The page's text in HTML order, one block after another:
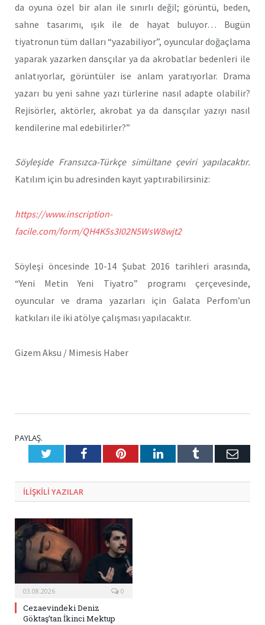
da oyuna özel bir alan ile sınırlı değil; görüntü, beden,
sahne tasarımı, ışık ile de hayat buluyor… Bugün
tiyatronun tüm dalları “yazabiliyor”, oyuncular doğaçlama
yaparak yazarken dansçılar ya da akrobatlar bedenleri ile
anlatıyorlar, görüntüler ise anlam yaratıyorlar. Drama
yazarı bu yeni sahne yazı türlerine nasıl adapte olabilir?
Rejisörler, aktörler, akrobat ya da dansçılar yazıyı nasıl
kendilerine mal edebilirler?”
Söyleşide Fransızca-Türkçe simültane çeviri yapılacaktır.
Katılım için bu adresinden kayıt yaptırabilirsiniz:
https://www.inscription-
facile.com/form/QH4K5s3I02N5WsW8wjt2
Söyleşi öncesinde 10-14 Şubat 2016 tarihleri arasında,
“Yeni Metin Yeni Tiyatro” programı çerçevesinde,
oyuncular ve drama yazarları için Galata Perfom’un
katkıları ile iki atölye çalışması yapılacaktır.
Gizem Aksu / Mimesis Haber
PAYLAŞ.
TwitterFacebookPinterestLinkedInTumblr E-
ILIŞKILI YAZILAR
03.08.2026 0
Cezaevindeki Deniz
Göktaş’tan İkinci Mektup